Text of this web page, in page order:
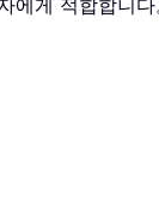
게 적합합니다